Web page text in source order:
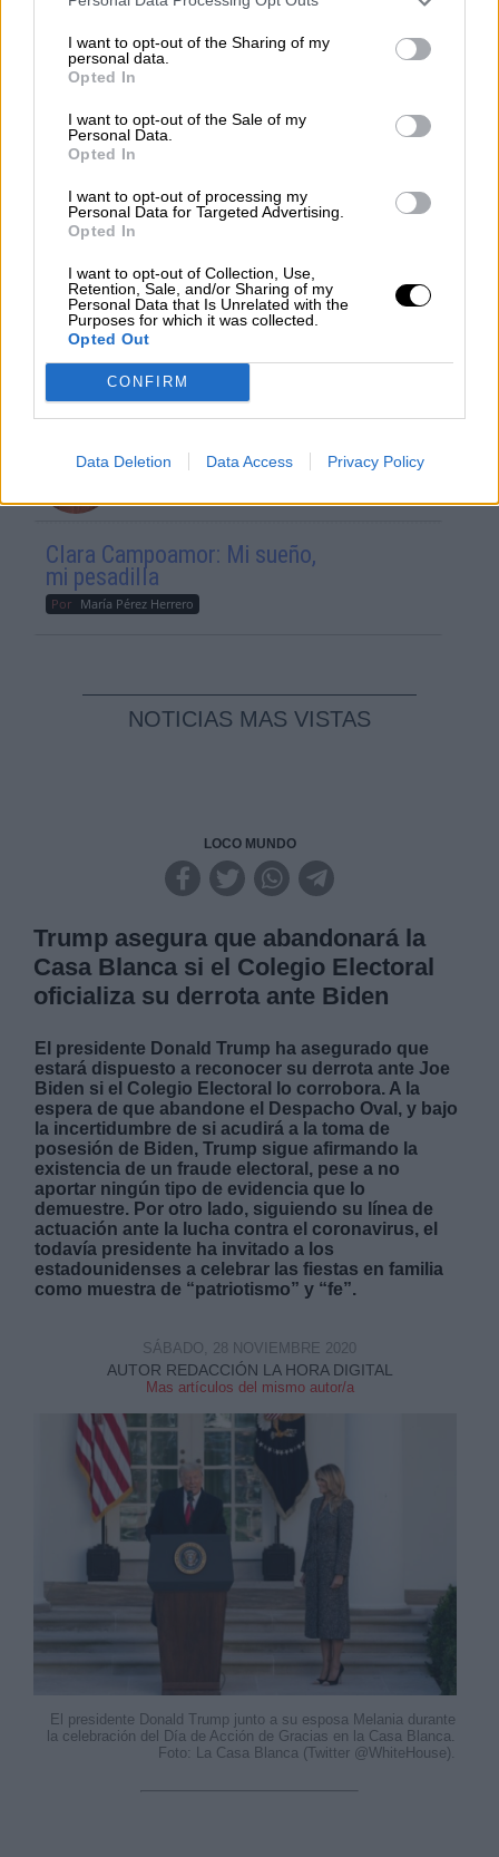
I want to opt-out of the Sharing of my
personal data.
Opted In
I want to opt-out of the Sale of my
Personal Data.
Opted In
I want to opt-out of processing my
Personal Data for Targeted Advertising.
Opted In
I want to opt-out of Collection, Use,
Retention, Sale, and/or Sharing of my
Personal Data that Is Unrelated with the
Purposes for which it was collected.
Opted Out
CONFIRM
Data Deletion Data Access Privacy Policy
una tercera guerra mundial?
Por
Álvaro Frutos Rosado y Gabinete
Geopolítica de Crisis
Suelta y confía
Por María Comesaña
Votantes y votados
El Conflicto de Oriente Medio:
Un Nuevo Orden Autoritario
en Construcción
Álvaro Frutos Rosado y Gabinete
Geopolítica de Crisis
Reconquista leonesa
Clara Campoamor: Mi sueño,
mi pesadilla
Por María Pérez Herrero
NOTICIAS MAS VISTAS
LOCO MUNDO
Trump asegura que abandonará la
Casa Blanca si el Colegio Electoral
oficializa su derrota ante Biden
El presidente Donald Trump ha asegurado que
estará dispuesto a reconocer su derrota ante Joe
Biden si el Colegio Electoral lo corrobora. A la
espera de que abandone el Despacho Oval, y bajo
la incertidumbre de si acudirá a la toma de
posesión de Biden, Trump sigue afirmando la
existencia de un fraude electoral, pese a no
aportar ningún tipo de evidencia que lo
demuestre. Por otro lado, siguiendo su línea de
actuación ante la lucha contra el coronavirus, el
todavía presidente ha invitado a los
estadounidenses a celebrar las fiestas en familia
como muestra de “patriotismo” y “fe”.
AUTOR REDACCIÓN LA HORA DIGITAL
Mas artículos del mismo autor/a
SÁBADO, 28 NOVIEMBRE 2020
El presidente Donald Trump junto a su esposa Melania durante
la celebración del Día de Acción de Gracias en la Casa Blanca.
Foto: La Casa Blanca (Twitter @WhiteHouse).